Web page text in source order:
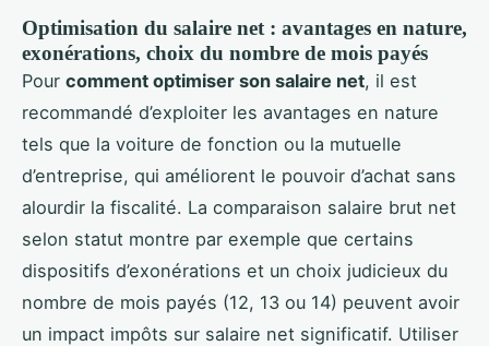
Optimisation du salaire net : avantages en nature,
exonérations, choix du nombre de mois payés
Pour comment optimiser son salaire net, il est
recommandé d’exploiter les avantages en nature
tels que la voiture de fonction ou la mutuelle
d’entreprise, qui améliorent le pouvoir d’achat sans
alourdir la fiscalité. La comparaison salaire brut net
selon statut montre par exemple que certains
dispositifs d’exonérations et un choix judicieux du
nombre de mois payés (12, 13 ou 14) peuvent avoir
un impact impôts sur salaire net significatif. Utiliser